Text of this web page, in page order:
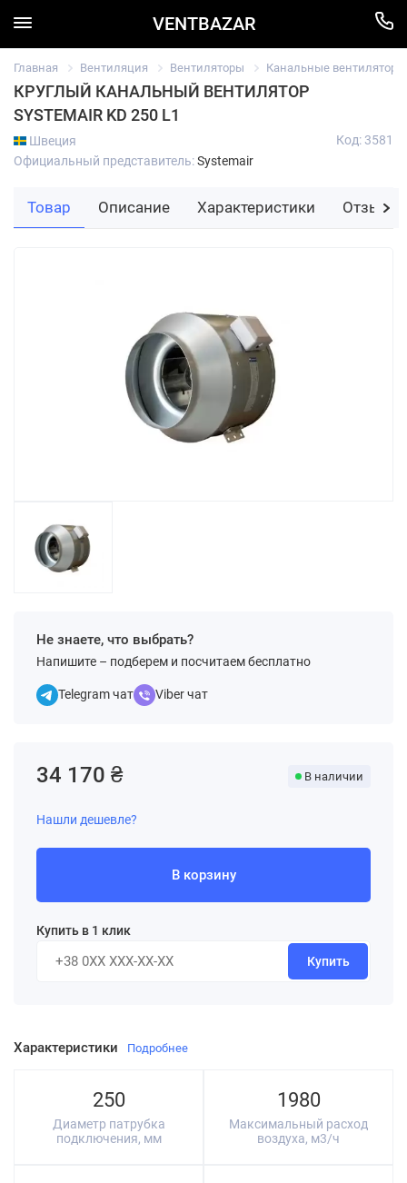
VENTBAZAR
Главная Вентиляция Вентиляторы Канальные вентиляторы
КРУГЛЫЙ КАНАЛЬНЫЙ ВЕНТИЛЯТОР
SYSTEMAIR KD 250 L1
Швеция
Официальный представитель:Systemair
Код: 3581
Не знаете, что выбрать?
Напишите – подберем и посчитаем бесплатно
Telegram чат Viber чат
Характеристики Подробнее
250
Диаметр патрубка
подключения, мм
1980
Максимальный расход
воздуха, м3/ч
34 170 ₴ В наличии
Нашли дешевле?
В корзину
Купить в 1 клик
Купить
Товар Описание Характеристики Отзывы